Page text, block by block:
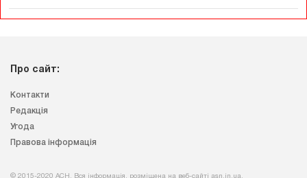
Про сайт:
Контакти
Редакція
Угода
Правова інформація
© 2015-2020 АСН. Вся інформація, розміщена на веб-сайті asn.in.ua,